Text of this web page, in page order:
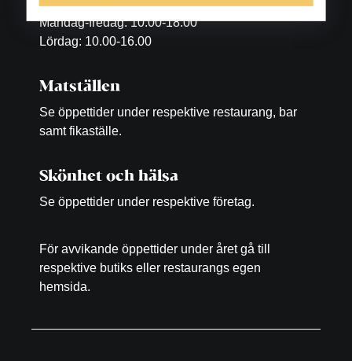
Måndag-fredag: 10.00-18.00
Lördag: 10.00-16.00
Matställen
Se öppettider under respektive restaurang, bar
samt fikaställe.
Skönhet och hälsa
Se öppettider under respektive företag.
För avvikande öppettider under året gå till
respektive butiks eller restaurangs egen
hemsida.